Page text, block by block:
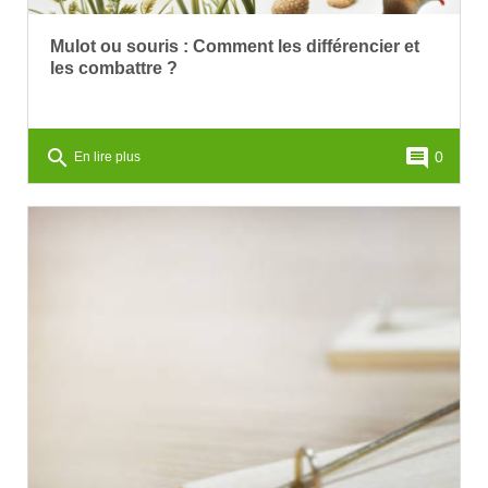
Mulot ou souris : Comment les différencier et
les combattre ?
search En lire plus comment 0